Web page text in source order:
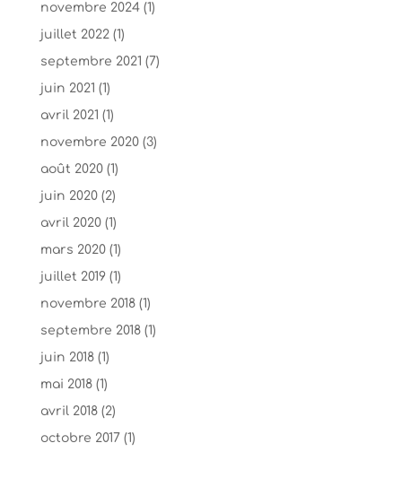
novembre 2024(1)
juillet 2022(1)
septembre 2021 (7)
juin 2021 (1)
avril 2021 (1)
novembre 2020(3)
août 2020(1)
juin 2020(2)
avril 2020(1)
mars 2020(1)
juillet 2019(1)
novembre 2018(1)
septembre 2018(1)
juin 2018(1)
mai 2018(1)
avril 2018(2)
octobre 2017(1)